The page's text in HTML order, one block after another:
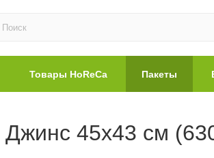
Товары HoReCa Пакеты
Джинс 45х43 см